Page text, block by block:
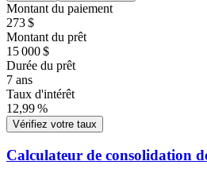
Montant du paiement
273 $
Montant du prêt
15 000 $
Durée du prêt
7 ans
Taux d'intérêt
12,99 %
Vérifiez votre taux
Calculateur de consolidation